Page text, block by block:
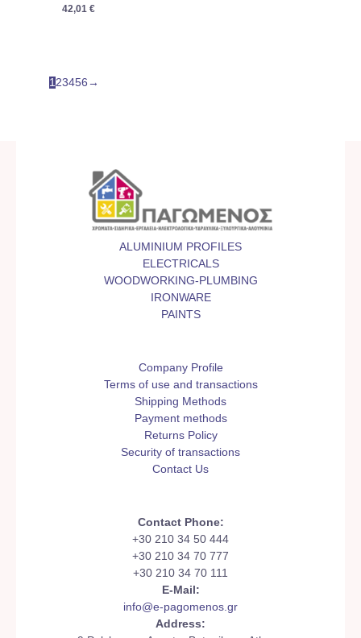
42,01€
123456 →
ALUMINIUM PROFILES
ELECTRICALS
WOODWORKING-PLUMBING
IRONWARE
PAINTS
Company Profile
Terms of use and transactions
Shipping Methods
Payment methods
Returns Policy
Security of transactions
Contact Us
Contact Phone:
+30 210 34 50 444
+30 210 34 70 777
+30 210 34 70 111
E-Mail:
info@e-pagomenos.gr
Address: